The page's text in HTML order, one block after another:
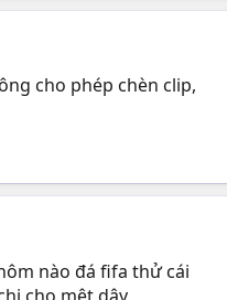
cho phép chèn clip,
nào đá fifa thử cái
cho mệt dậy